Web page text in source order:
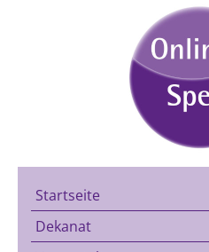
Startseite
Dekanat